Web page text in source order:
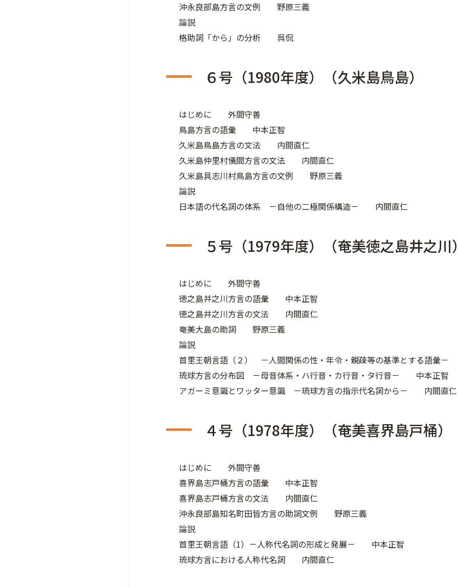
沖永良部島方言の文例 野原三義
論説
格助詞「から」の分析 呉侃
６号（1980年度）（久米島鳥島）
はじめに 外間守善
鳥島方言の語彙 中本正智
久米島鳥島方言の文法 内間直仁
久米島仲里村儀間方言の文法 内間直仁
久米島具志川村鳥島方言の文例 野原三義
論説
日本語の代名詞の体系 －自他の二極関係構造－ 内間直仁
５号（1979年度）（奄美徳之島井之川
はじめに 外間守善
徳之島井之川方言の語彙 中本正智
徳之島井之川方言の文法 内間直仁
奄美大島の助詞 野原三義
論説
首里王朝言語（２） －人間関係の性・年令・親疎等の基準とする語彙
琉球方言の分布図 －母音体系・ハ行音・カ行音・タ行音－ 中本正智
アガーミ意識とワッター意識 －琉球方言の指示代名詞から－ 内間直仁
４号（1978年度）（奄美喜界島戸桶）
はじめに 外間守善
喜界島志戸桶方言の語彙 中本正智
喜界島志戸桶方言の文法 内間直仁
沖永良部島知名町田皆方言の助詞文例 野原三義
論説
首里王朝言語（1）－人称代名詞の形成と発展－ 中本正智
琉球方言における人称代名詞 内間直仁